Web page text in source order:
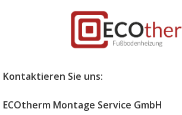
Kontaktieren Sie uns:
ECOtherm Montage Service GmbH